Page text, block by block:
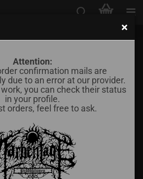
Attention:
confirmation mails are
due to an error at our provider.
you can check their status
in your profile.
orders, feel free to ask.